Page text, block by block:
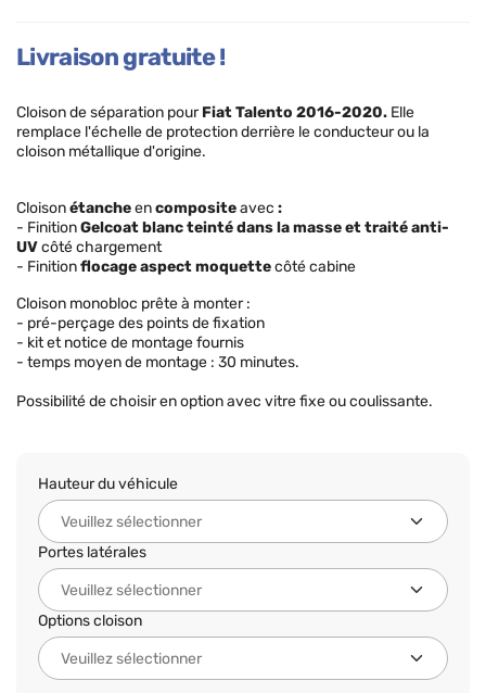
Livraison gratuite !
Cloison de séparation pourFiat Talento 2016-2020. Elle
remplace l'échelle de protection derrière le conducteur ou la
cloison métallique d'origine.
Cloisonétancheencompositeavec :
- FinitionGelcoat blanc teinté dans la masse et traité anti-
UVcôté chargement
- Finitionflocage aspect moquettecôté cabine
Cloison monobloc prête à monter :
- pré-perçage des points de fixation
- kit et notice de montage fournis
- temps moyen de montage : 30 minutes.
Possibilité de choisir en option avec vitre fixe ou coulissante.
Hauteur du véhicule
Portes latérales
Options cloison